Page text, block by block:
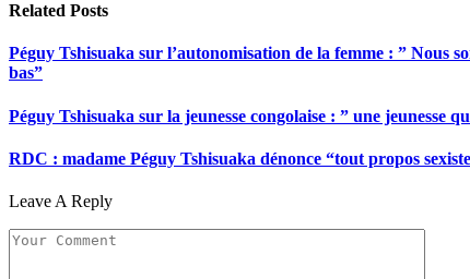
Related Posts
Péguy Tshisuaka sur l’autonomisation de la femme : ” Nous
bas”
Péguy Tshisuaka sur la jeunesse congolaise : ” une jeunesse
RDC : madame Péguy Tshisuaka dénonce “tout propos
Leave A Reply